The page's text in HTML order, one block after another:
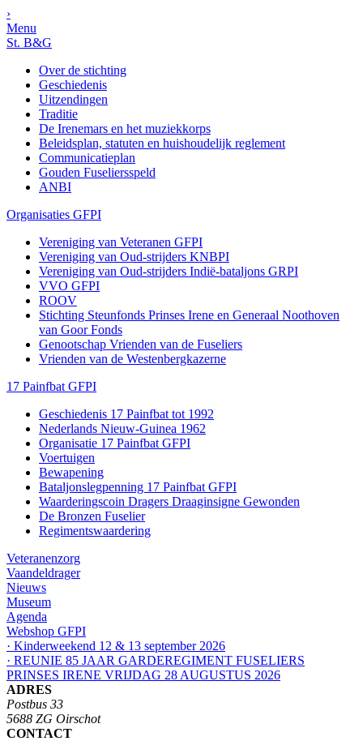
›
Menu
St. B&G
Over de stichting
Geschiedenis
Uitzendingen
Traditie
De Irenemars en het muziekkorps
Beleidsplan, statuten en huishoudelijk reglement
Communicatieplan
Gouden Fuseliersspeld
ANBI
Organisaties GFPI
Vereniging van Veteranen GFPI
Vereniging van Oud-strijders KNBPI
Vereniging van Oud-strijders Indië-bataljons GRPI
VVO GFPI
ROOV
Stichting Steunfonds Prinses Irene en Generaal Noothoven
van Goor Fonds
Genootschap Vrienden van de Fuseliers
Vrienden van de Westenbergkazerne
17 Painfbat GFPI
Geschiedenis 17 Painfbat tot 1992
Nederlands Nieuw-Guinea 1962
Organisatie 17 Painfbat GFPI
Voertuigen
Bewapening
Bataljonslegpenning 17 Painfbat GFPI
Waarderingscoin Dragers Draaginsigne Gewonden
De Bronzen Fuselier
Regimentswaardering
Veteranenzorg
Vaandeldrager
Nieuws
Museum
Agenda
Webshop GFPI
· Kinderweekend 12 & 13 september 2026
· REUNIE 85 JAAR GARDEREGIMENT FUSELIERS
PRINSES IRENE VRIJDAG 28 AUGUSTUS 2026
ADRES
Postbus 33
5688 ZG Oirschot
CONTACT